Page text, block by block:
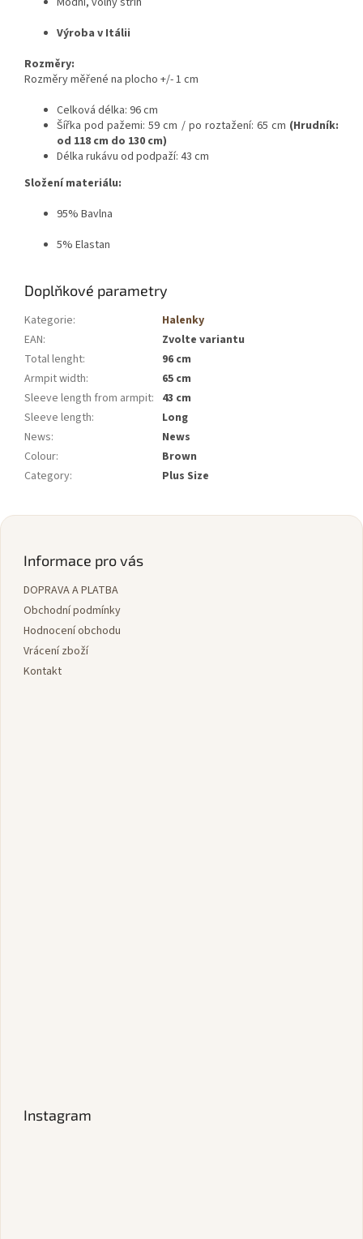
Výroba v Itálii
Rozměry:
Rozměry měřené na plocho +/- 1 cm
Celková délka: 96 cm
Šířka pod pažemi: 59 cm / po roztažení: 65 cm (Hrudník:
od 118 cm do 130 cm)
Délka rukávu od podpaží: 43 cm
Složení materiálu:
95% Bavlna
5% Elastan
Doplňkové parametry
Kategorie:
Halenky
EAN:
Zvolte variantu
Total lenght:
96 cm
Armpit width:
65 cm
Sleeve length from armpit: 43 cm
Sleeve length:
Long
News:
News
Colour:
Brown
Category: Plus Size
Z
Informace pro vás
DOPRAVA A PLATBA
Obchodní podmínky
Hodnocení obchodu
Vrácení zboží
Kontakt
Instagram